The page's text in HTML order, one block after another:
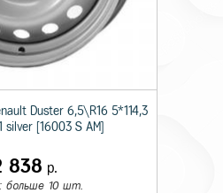
Duster 6,5\R16 5*114,3
silver [16003 S AM]
838 р.
больше 10 шт.